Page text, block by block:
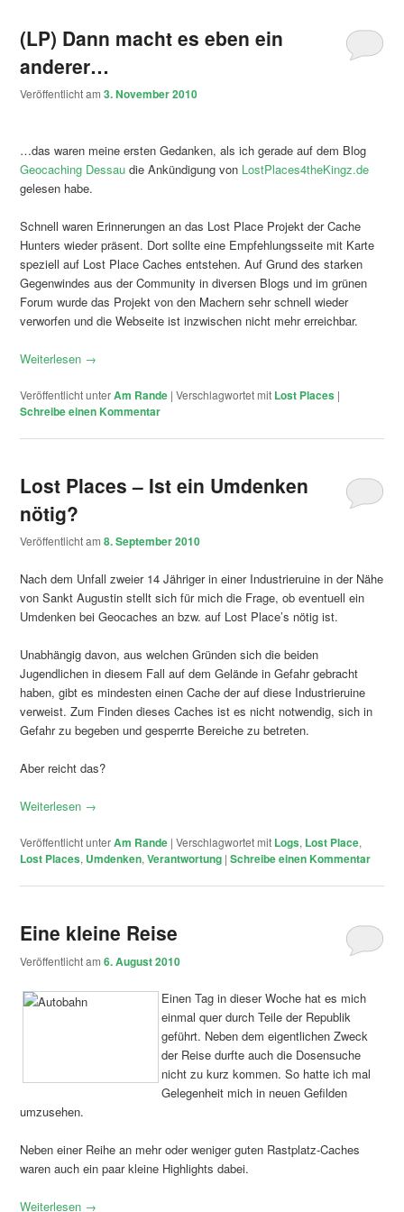
(LP) Dann macht es eben ein
anderer…
Veröffentlicht am3. November 2010
…das waren meine ersten Gedanken, als ich gerade auf dem Blog
Geocaching Dessau die Ankündigung von LostPlaces4theKingz.de
gelesen habe.
Schnell waren Erinnerungen an das Lost Place Projekt der Cache
Hunters wieder präsent. Dort sollte eine Empfehlungsseite mit Karte
speziell auf Lost Place Caches entstehen. Auf Grund des starken
Gegenwindes aus der Community in diversen Blogs und im grünen
Forum wurde das Projekt von den Machern sehr schnell wieder
verworfen und die Webseite ist inzwischen nicht mehr erreichbar.
Weiterlesen →
Veröffentlicht unterAm Rande |Verschlagwortet mit Lost Places |
Schreibe einen Kommentar
Lost Places – Ist ein Umdenken
nötig?
Veröffentlicht am8. September 2010
Nach dem Unfall zweier 14 Jähriger in einer Industrieruine in der Nähe
von Sankt Augustin stellt sich für mich die Frage, ob eventuell ein
Umdenken bei Geocaches an bzw. auf Lost Place’s nötig ist.
Unabhängig davon, aus welchen Gründen sich die beiden
Jugendlichen in diesem Fall auf dem Gelände in Gefahr gebracht
haben, gibt es mindesten einen Cache der auf diese Industrieruine
verweist. Zum Finden dieses Caches ist es nicht notwendig, sich in
Gefahr zu begeben und gesperrte Bereiche zu betreten.
Aber reicht das?
Weiterlesen →
Veröffentlicht unterAm Rande |Verschlagwortet mit Logs, Lost Place,
Lost Places, Umdenken,Verantwortung |Schreibe einen Kommentar
Eine kleine Reise
Veröffentlicht am6. August 2010
Einen Tag in dieser Woche hat es mich
einmal quer durch Teile der Republik
geführt. Neben dem eigentlichen Zweck
der Reise durfte auch die Dosensuche
nicht zu kurz kommen. So hatte ich mal
Gelegenheit mich in neuen Gefilden
umzusehen.
Neben einer Reihe an mehr oder weniger guten Rastplatz-Caches
waren auch ein paar kleine Highlights dabei.
Weiterlesen →